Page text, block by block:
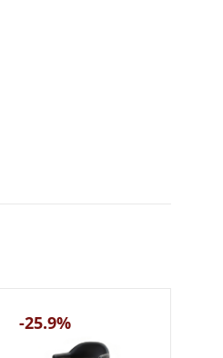
-25.9%